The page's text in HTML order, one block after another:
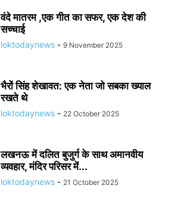
वंदे मातरम ,एक गीत का सफर, एक देश की
सच्चाई
loktodaynews - 9 November 2025
भैरों सिंह शेखावत: एक नेता जो सबका ख्याल
रखते थे
loktodaynews - 22 October 2025
लखनऊ में दलित बुजुर्ग के साथ अमानवीय
व्यवहार, मंदिर परिसर में...
loktodaynews - 21 October 2025